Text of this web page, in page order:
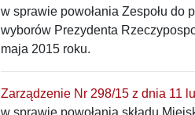
w sprawie powołania Zespołu do
wyborów Prezydenta
maja 2015 roku.
Zarządzenie Nr 298/15 z dnia 11
w sprawie powołania składu